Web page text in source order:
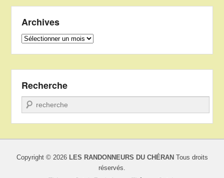
Archives
Archives
Recherche
Recherche
Copyright © 2026 LES RANDONNEURS DU CHÉRAN Tous droits
réservés.